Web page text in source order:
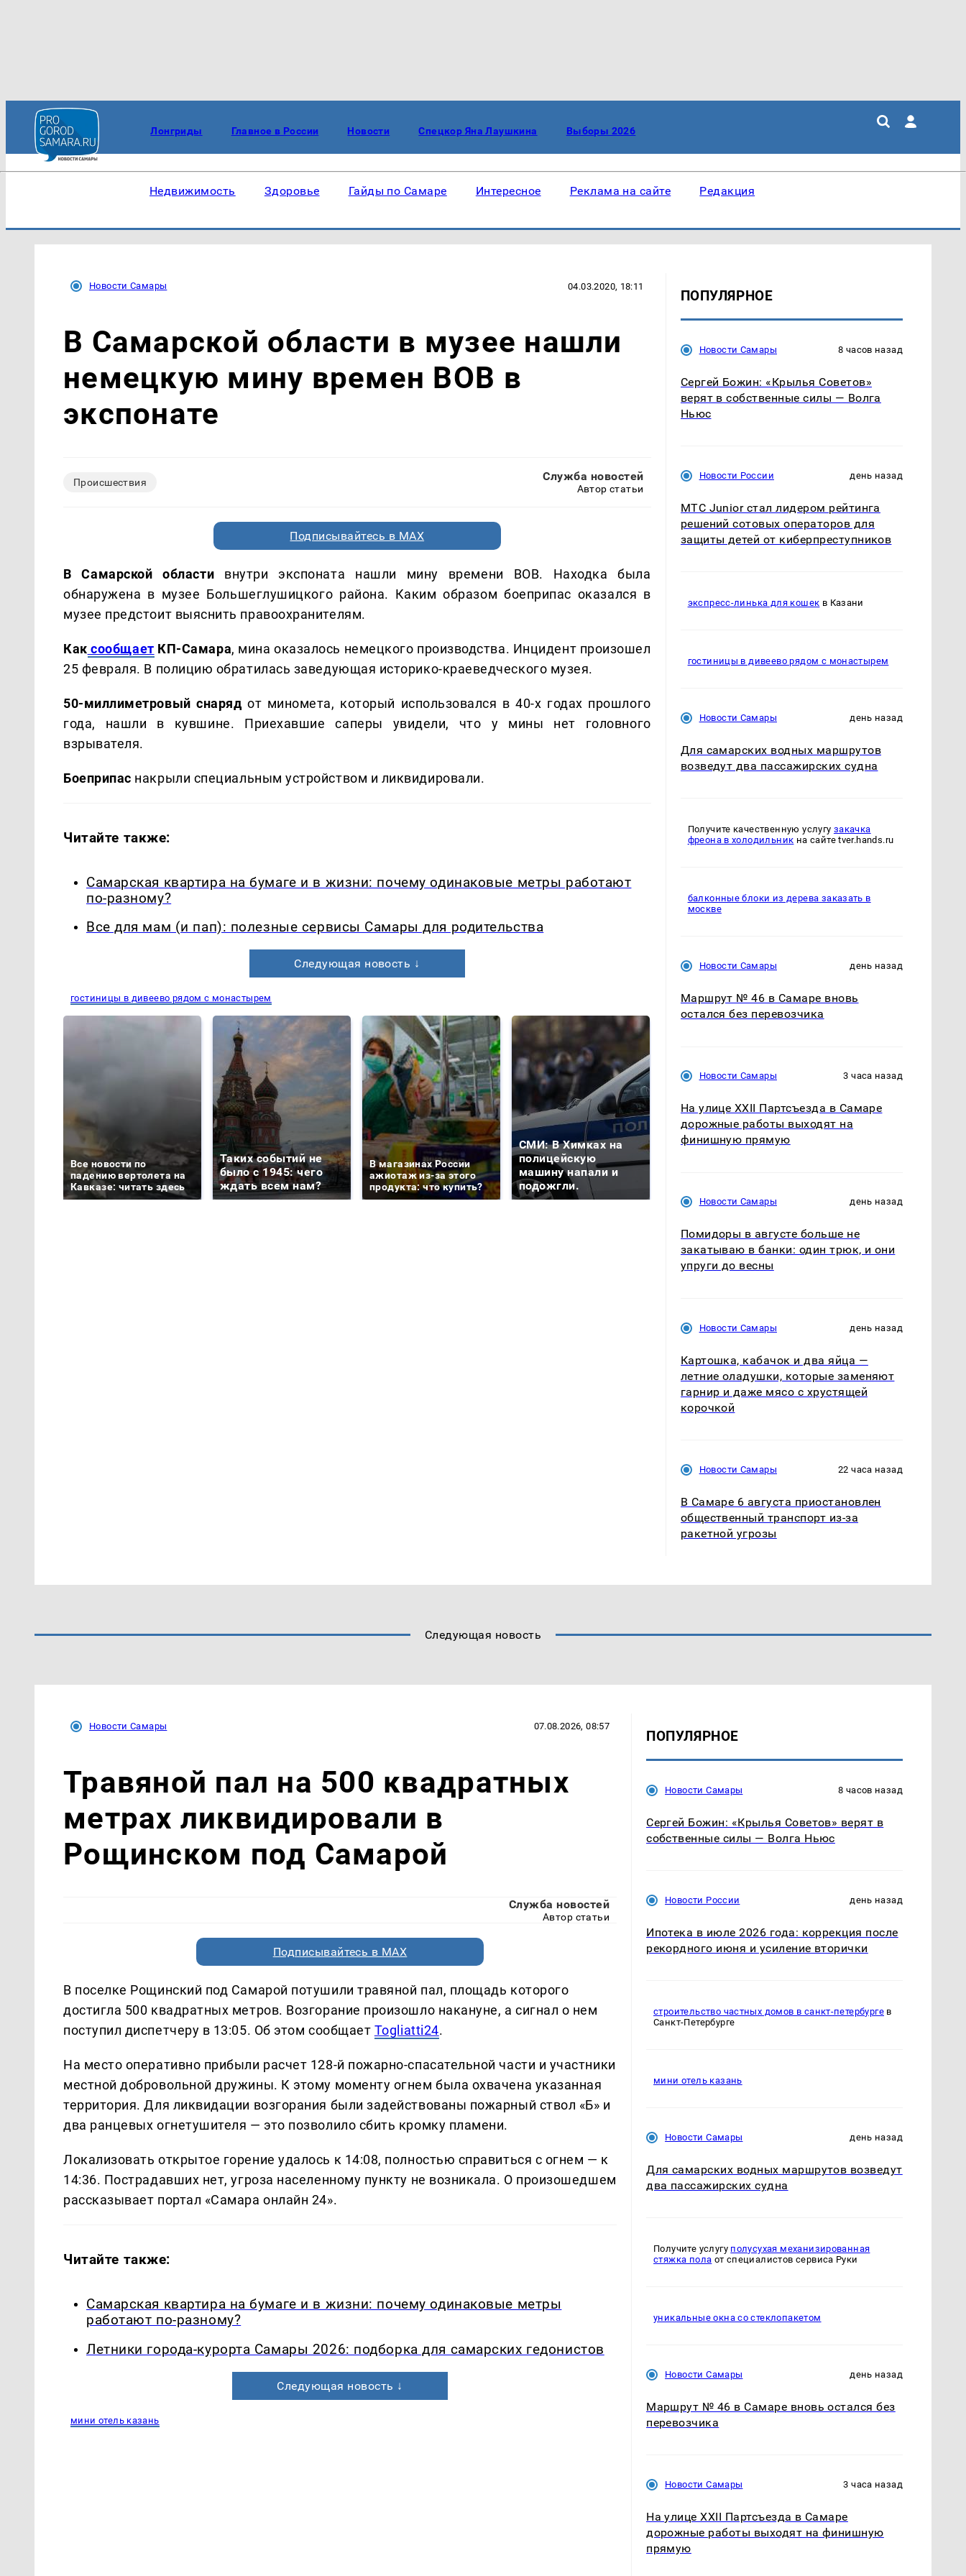
Лонгриды Главное в России Новости Спецкор Яна Лаушкина Выборы 2026
Недвижимость Здоровье Гайды по Самаре Интересное Реклама на сайте Редакция
Новости Самары 04.03.2020, 18:11
В Самарской области в музее нашли
немецкую мину времен ВОВ в
экспонате
Происшествия Служба новостей
Автор статьи
Подписывайтесь в MAX
В Самарской области внутри экспоната нашли мину времени ВОВ. Находка была
обнаружена в музее Большеглушицкого района. Каким образом боеприпас оказался в
музее предстоит выяснить правоохранителям.
Как сообщает КП-Самара, мина оказалось немецкого производства. Инцидент произошел
25 февраля. В полицию обратилась заведующая историко-краеведческого музея.
50-миллиметровый снаряд от миномета, который использовался в 40-х годах прошлого
года, нашли в кувшине. Приехавшие саперы увидели, что у мины нет головного
взрывателя.
Боеприпас накрыли специальным устройством и ликвидировали.
Читайте также:
Самарская квартира на бумаге и в жизни: почему одинаковые метры работают
по-разному?
Все для мам (и пап): полезные сервисы Самары для родительства
Следующая новость ↓
гостиницы в дивеево рядом с монастырем
Все новости по
падению вертолета на
Кавказе: читать здесь
Таких событий не
было с 1945: чего
ждать всем нам?
В магазинах России
ажиотаж из-за этого
продукта: что купить?
СМИ: В Химках на
полицейскую
машину напали и
подожгли.
ПОПУЛЯРНОЕ
Новости Самары 8 часов назад
Сергей Божин: «Крылья Советов»
верят в собственные силы — Волга
Ньюс
Новости России день назад
МТС Junior стал лидером рейтинга
решений сотовых операторов для
защиты детей от киберпреступников
экспресс-линька для кошек в Казани
гостиницы в дивеево рядом с монастырем
Новости Самары день назад
Для самарских водных маршрутов
возведут два пассажирских судна
Получите качественную услугу закачка
фреона в холодильник на сайте tver.hands.ru
балконные блоки из дерева заказать в
москве
Новости Самары день назад
Маршрут № 46 в Самаре вновь
остался без перевозчика
Новости Самары 3 часа назад
На улице XXII Партсъезда в Самаре
дорожные работы выходят на
финишную прямую
Новости Самары день назад
Помидоры в августе больше не
закатываю в банки: один трюк, и они
упруги до весны
Новости Самары день назад
Картошка, кабачок и два яйца —
летние оладушки, которые заменяют
гарнир и даже мясо с хрустящей
корочкой
Новости Самары 22 часа назад
В Самаре 6 августа приостановлен
общественный транспорт из-за
ракетной угрозы
Следующая новость
Новости Самары 07.08.2026, 08:57
Травяной пал на 500 квадратных
метрах ликвидировали в
Рощинском под Самарой
Служба новостей
Автор статьи
Подписывайтесь в MAX
В поселке Рощинский под Самарой потушили травяной пал, площадь которого
достигла 500 квадратных метров. Возгорание произошло накануне, а сигнал о нем
поступил диспетчеру в 13:05. Об этом сообщает Togliatti24.
На место оперативно прибыли расчет 128-й пожарно-спасательной части и участники
местной добровольной дружины. К этому моменту огнем была охвачена указанная
территория. Для ликвидации возгорания были задействованы пожарный ствол «Б» и
два ранцевых огнетушителя — это позволило сбить кромку пламени.
Локализовать открытое горение удалось к 14:08, полностью справиться с огнем — к
14:36. Пострадавших нет, угроза населенному пункту не возникала. О произошедшем
рассказывает портал «Самара онлайн 24».
Читайте также:
Самарская квартира на бумаге и в жизни: почему одинаковые метры
работают по-разному?
Летники города-курорта Самары 2026: подборка для самарских гедонистов
Следующая новость ↓
мини отель казань
ПОПУЛЯРНОЕ
Новости Самары 8 часов назад
Сергей Божин: «Крылья Советов» верят в
собственные силы — Волга Ньюс
Новости России день назад
Ипотека в июле 2026 года: коррекция после
рекордного июня и усиление вторички
строительство частных домов в санкт-петербурге в
Санкт-Петербурге
мини отель казань
Новости Самары день назад
Для самарских водных маршрутов возведут
два пассажирских судна
Получите услугу полусухая механизированная
стяжка пола от специалистов сервиса Руки
уникальные окна со стеклопакетом
Новости Самары день назад
Маршрут № 46 в Самаре вновь остался без
перевозчика
Новости Самары 3 часа назад
На улице XXII Партсъезда в Самаре
дорожные работы выходят на финишную
прямую